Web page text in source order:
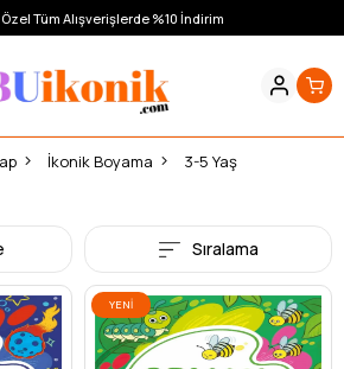
Tüm Alışverişlerde %10 İndirim
İkonik Boyama 3-5 Yaş
Sıralama
YENI
ÜRÜN